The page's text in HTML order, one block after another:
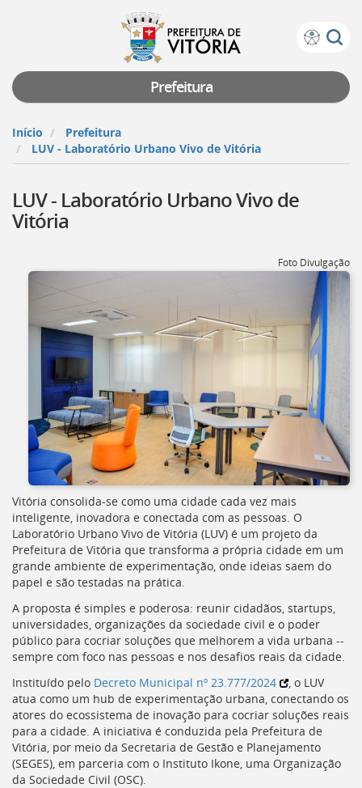
Prefeitura
Vitória
teclado:
para
a
página
instruções
de
acessibilidade
para
página
inicial
do
Portal
para
o
Portal
de
Serviços
[]
Ir
para
a
lista
de
secretarias
Ir
para
a
página
de
legislação
[]
Ir
para
a
listagem
Prefeitura
Início
Prefeitura
LUV - Laboratório Urbano Vivo de Vitória
LUV - Laboratório Urbano Vivo de
Vitória
Foto Divulgação
Vitória consolida-se como uma cidade cada vez mais
inteligente, inovadora e conectada com as pessoas. O
Laboratório Urbano Vivo de Vitória (LUV) é um projeto da
Prefeitura de Vitória que transforma a própria cidade em um
grande ambiente de experimentação, onde ideias saem do
papel e são testadas na prática.
A proposta é simples e poderosa: reunir cidadãos, startups,
universidades, organizações da sociedade civil e o poder
público para cocriar soluções que melhorem a vida urbana --
sempre com foco nas pessoas e nos desafios reais da cidade.
Instituído pelo Decreto Municipal nº 23.777/2024 , o LUV
atua como um hub de experimentação urbana, conectando os
atores do ecossistema de inovação para cocriar soluções reais
para a cidade. A iniciativa é conduzida pela Prefeitura de
Vitória, por meio da Secretaria de Gestão e Planejamento
(SEGES), em parceria com o Instituto Ikone, uma Organização
da Sociedade Civil (OSC).